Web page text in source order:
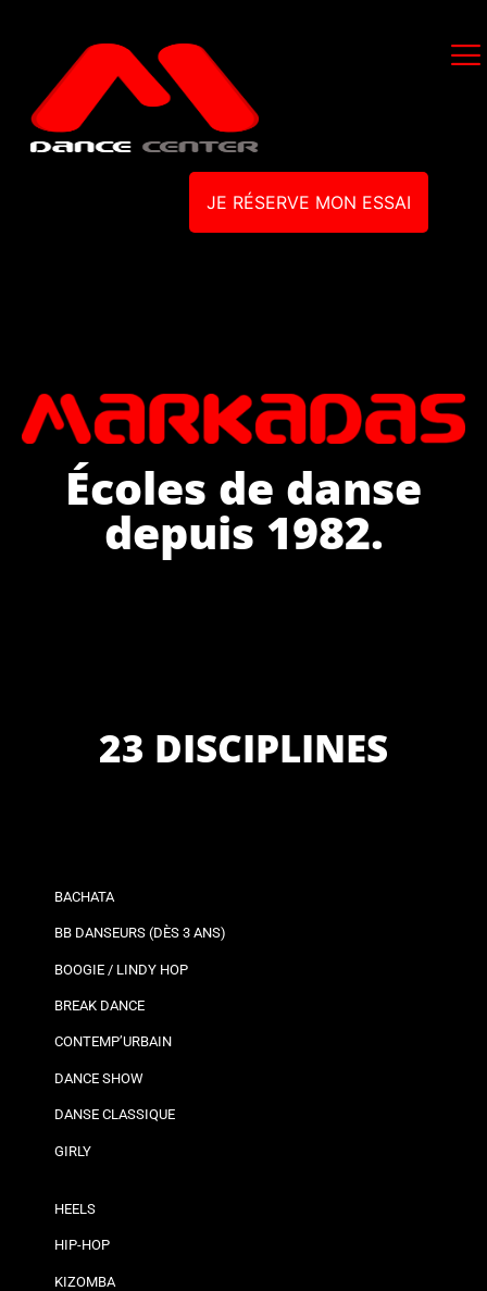
JE RÉSERVE MON ESSAI
Écoles de danse
depuis 1982.
23 DISCIPLINES
BACHATA
BB DANSEURS (DÈS 3 ANS)
BOOGIE / LINDY HOP
BREAK DANCE
CONTEMP’URBAIN
DANCE SHOW
DANSE CLASSIQUE
GIRLY
HEELS
HIP-HOP
KIZOMBA